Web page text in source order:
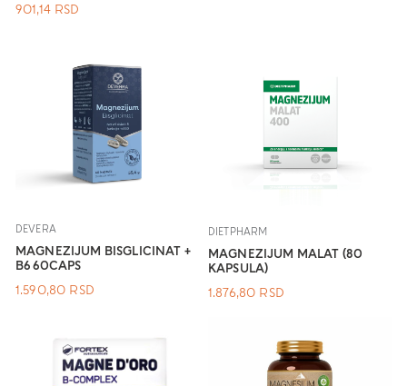
901,14 RSD
DEVERA
MAGNEZIJUM BISGLICINAT +
B6 60CAPS
1.590,80 RSD
DIETPHARM
MAGNEZIJUM MALAT (80
KAPSULA)
1.876,80 RSD